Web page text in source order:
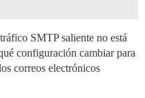
SMTP saliente no está
configuración cambiar para
correos electrónicos